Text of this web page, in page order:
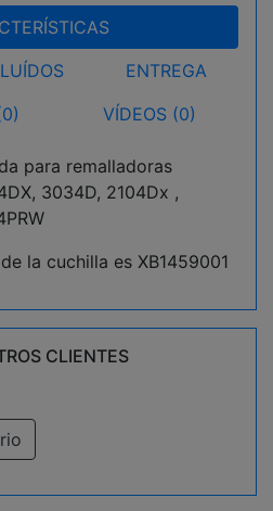
ENTREGA
VÍDEOS (0)
para remalladoras
3034D, 2104Dx ,
la cuchilla es XB1459001
CLIENTES